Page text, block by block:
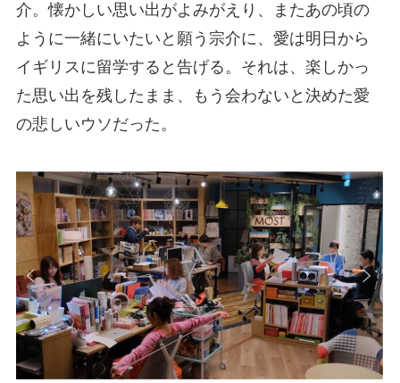
介。懐かしい思い出がよみがえり、またあの頃の
ように一緒にいたいと願う宗介に、愛は明日から
イギリスに留学すると告げる。それは、楽しかっ
た思い出を残したまま、もう会わないと決めた愛
の悲しいウソだった。